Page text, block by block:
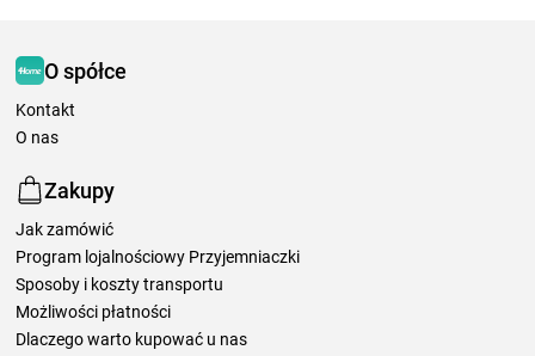
O spółce
Kontakt
O nas
Zakupy
Jak zamówić
Program lojalnościowy Przyjemniaczki
Sposoby i koszty transportu
Możliwości płatności
Dlaczego warto kupować u nas